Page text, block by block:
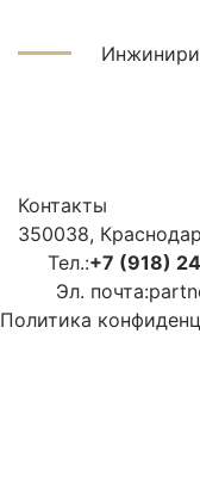
Контакты
350038,
Тел.:+7 (918)
Эл. почта:
Политика